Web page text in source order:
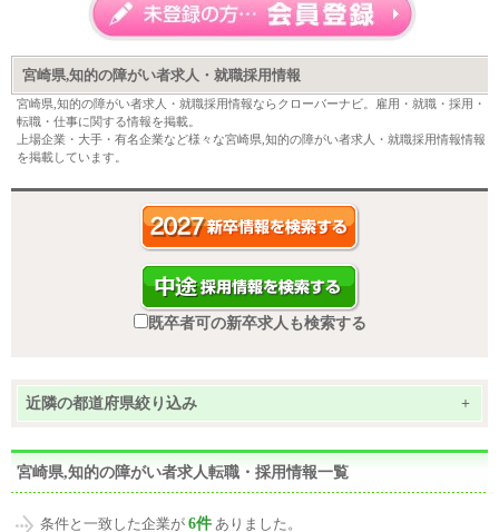
宮崎県,知的の障がい者求人・就職採用情報
宮崎県,知的の障がい者求人・就職採用情報ならクローバーナビ。雇用・就職・採用・
転職・仕事に関する情報を掲載。
上場企業・大手・有名企業など様々な宮崎県,知的の障がい者求人・就職採用情報情報
を掲載しています。
既卒者可の新卒求人も検索する
近隣の都道府県絞り込み +
宮崎県,知的の障がい者求人転職・採用情報一覧
条件と一致した企業が 6件 ありました。